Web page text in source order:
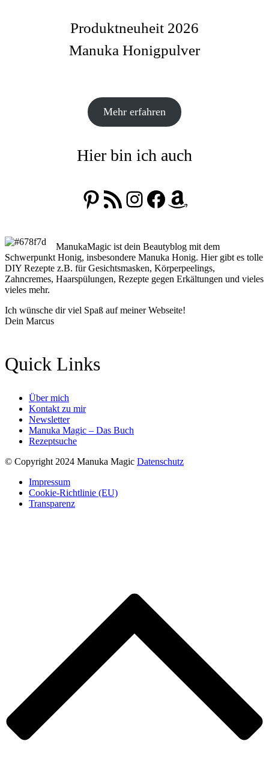
Produktneuheit 2026
Manuka Honigpulver
Mehr erfahren
Hier bin ich auch
Pinterest
RSS-FeedInstagram
Facebook
Amazon
ManukaMagic ist dein Beautyblog mit dem
Schwerpunkt Honig, insbesondere Manuka Honig. Hier gibt es tolle
DIY Rezepte z.B. für Gesichtsmasken, Körperpeelings,
Zahncremes, Haarspülungen, Rezepte gegen Erkältungen und vieles
vieles mehr.
Ich wünsche dir viel Spaß auf meiner Webseite!
Dein Marcus
Quick Links
Über mich
Kontakt zu mir
Newsletter
Manuka Magic – Das Buch
Rezeptsuche
© Copyright 2024 Manuka Magic Datenschutz
Impressum
Cookie-Richtlinie (EU)
Transparenz